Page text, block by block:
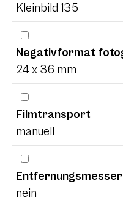
Kleinbild 135
Negativformat
24 x 36 mm
Filmtransport
manuell
Entfernungsmesser
nein